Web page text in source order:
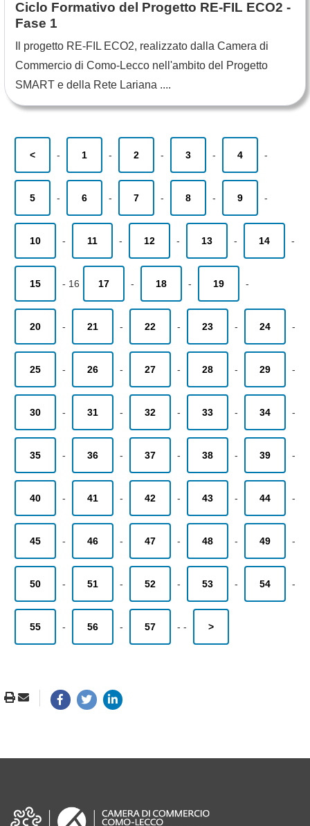
Ciclo Formativo del Progetto RE-FIL ECO2 -
Fase 1
Il progetto RE-FIL ECO2, realizzato dalla Camera di
Commercio di Como-Lecco nell'ambito del Progetto
SMART e della Rete Lariana ....
< - 1 - 2 - 3 - 4 -
5 - 6 - 7 - 8 - 9 -
10 - 11 - 12 - 13 - 14 -
15 - 16 17 - 18 - 19 -
20 - 21 - 22 - 23 - 24 -
25 - 26 - 27 - 28 - 29 -
30 - 31 - 32 - 33 - 34 -
35 - 36 - 37 - 38 - 39 -
40 - 41 - 42 - 43 - 44 -
45 - 46 - 47 - 48 - 49 -
50 - 51 - 52 - 53 - 54 -
55 - 56 - 57 - - >